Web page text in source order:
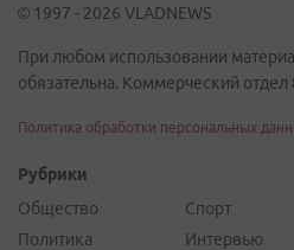
© 1997 - 2026 VLADNEWS
При любом использовании
обязательна. Коммерческий отдел
Политика обработки персональных
Рубрики
Общество
Политика
Спорт
Интервью